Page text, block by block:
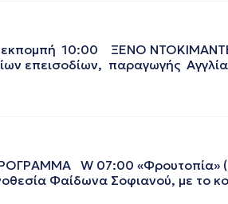
10:00 ΞΕΝΟ
επεισοδίων, παραγωγής
W 07:00 «Φρουτοπία» (Ε)
Φαίδωνα Σοφιανού, με το